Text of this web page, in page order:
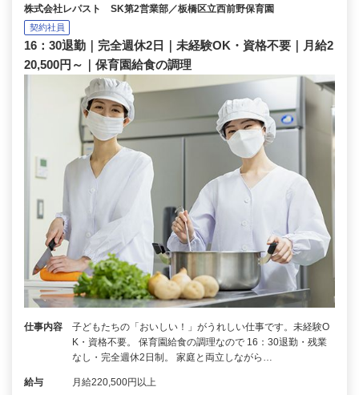
株式会社レパスト SK第2営業部／板橋区立西前野保育園
契約社員
16：30退勤｜完全週休2日｜未経験OK・資格不要｜月給2
20,500円～｜保育園給食の調理
仕事内容
子どもたちの「おいしい！」がうれしい仕事です。未経験O
K・資格不要。 保育園給食の調理なので 16：30退勤・残業
なし・完全週休2日制。 家庭と両立しながら…
給与 月給220,500円以上